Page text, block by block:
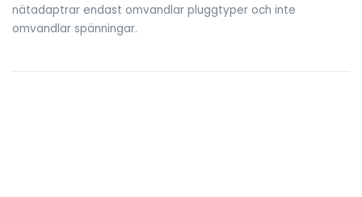
nätadaptrar endast omvandlar pluggtyper och inte
omvandlar spänningar.